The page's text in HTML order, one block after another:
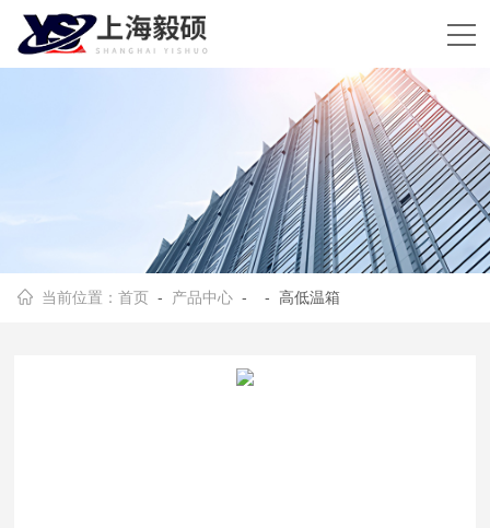
当前位置：首页 - 产品中心 - - 高低温箱